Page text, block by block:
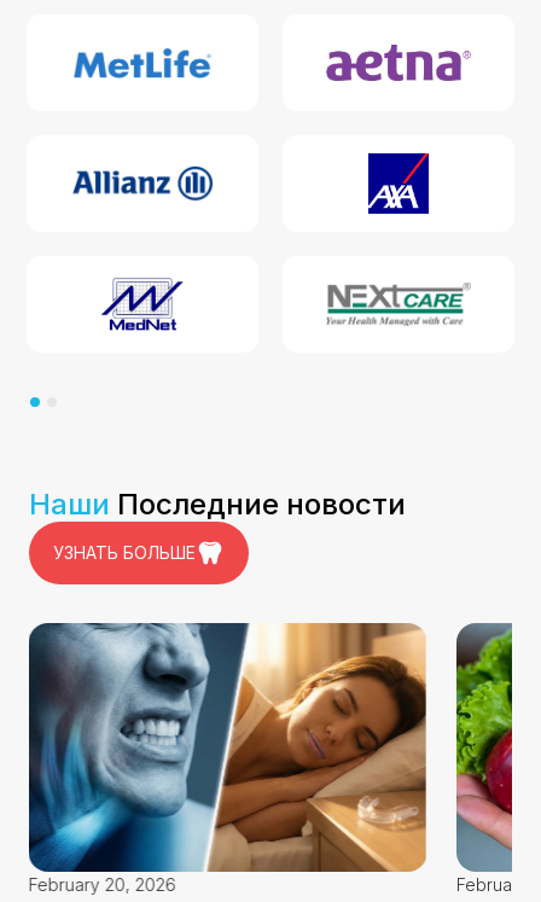
Наши Последние новости
УЗНАТЬ БОЛЬШЕ
February 20, 2026 February